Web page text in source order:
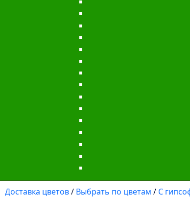
Доставка цветов/ Выбрать по цветам / С